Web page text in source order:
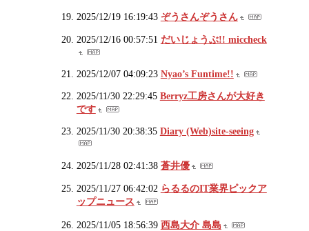
2025/12/19 16:19:43 ぞうさんぞうさん
2025/12/16 00:57:51 だいじょうぶ!! miccheck
2025/12/07 04:09:23 Nyao’s Funtime!!
2025/11/30 22:29:45 Berryz工房さんが大好き
です
2025/11/30 20:38:35 Diary (Web)site-seeing
2025/11/28 02:41:38 蒼井優
2025/11/27 06:42:02 らるるのIT業界ピックア
ップニュース
2025/11/05 18:56:39 西島大介 島島